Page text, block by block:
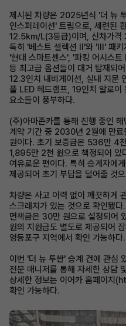
제시된 차량은 2025년식 '더 뉴
인스퍼레이션' 트림으로, 세련된
12.5km/L(3등급)이며, 신차가격
특히 '베스트 셀렉션 Ⅱ'와 'Ⅲ' 패키
'현대 스마트센스', '파킹 어시스
등 최고급 옵션들이 대거 탑재되
12.3인치 내비게이션, 실내 지문
풀 LED 헤드램프, 19인치 알로이
요소들이 풍부하다.
(주)아마존카를 통해 진행 중인
계약 기간 중 2030년 2월에 만
원이다. 초기 보증금은 536만 4
1,895만 2천 원으로 책정되어 있
여유로운 편이다. 특히 승계자에
제공되어 초기 부담을 덜어줄 것
차량은 사고 이력 없이 깨끗하게
스크래치가 있는 것으로 확인됐
면책금은 30만 원으로 설정되어
원의 지원금도 별도로 제공되어
영등포구 지역에서 확인 가능하다.
이번 '더 뉴 투싼' 승계 건에 관심
전문 매니저를 통해 자세한 상담
상세한 정보는 이어카 홈페이
확인 가능하다.